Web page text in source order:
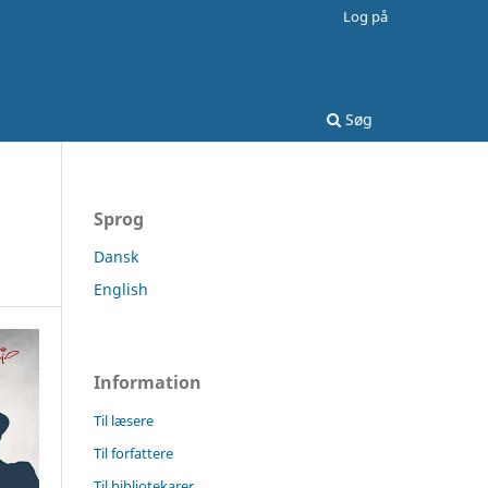
Søg
Log på
Sprog
Dansk
English
Information
Til læsere
Til forfattere